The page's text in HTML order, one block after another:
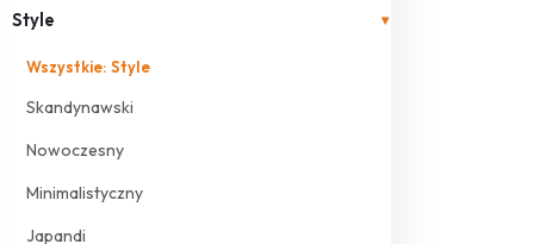
Style ▾
Wszystkie: Style
Skandynawski
Nowoczesny
Minimalistyczny
Japandi